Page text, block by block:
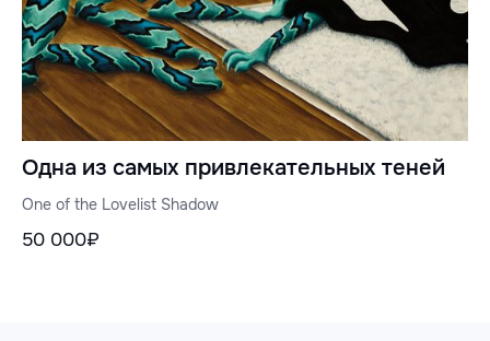
Одна из самых привлекательных теней
One of the Lovelist Shadow
50 000₽